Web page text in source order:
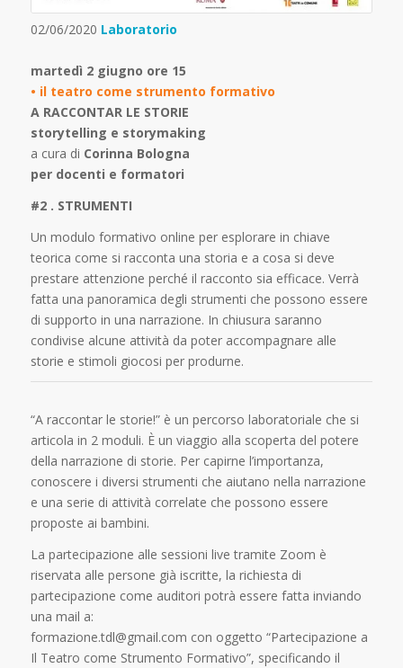
02/06/2020 Laboratorio
martedì 2 giugno ore 15
• il teatro come strumento formativo
A RACCONTAR LE STORIE
storytelling e storymaking
a cura di Corinna Bologna
per docenti e formatori
#2 . STRUMENTI
Un modulo formativo online per esplorare in chiave
teorica come si racconta una storia e a cosa si deve
prestare attenzione perché il racconto sia efficace. Verrà
fatta una panoramica degli strumenti che possono essere
di supporto in una narrazione. In chiusura saranno
condivise alcune attività da poter accompagnare alle
storie e stimoli giocosi per produrne.
“A raccontar le storie!” è un percorso laboratoriale che si
articola in 2 moduli. È un viaggio alla scoperta del potere
della narrazione di storie. Per capirne l’importanza,
conoscere i diversi strumenti che aiutano nella narrazione
e una serie di attività correlate che possono essere
proposte ai bambini.
La partecipazione alle sessioni live tramite Zoom è
riservata alle persone già iscritte, la richiesta di
partecipazione come auditori potrà essere fatta inviando
una mail a:
formazione.tdl@gmail.com con oggetto “Partecipazione a
Il Teatro come Strumento Formativo”, specificando il